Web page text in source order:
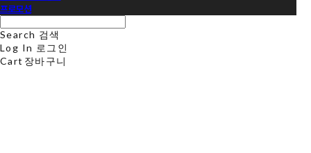
프로모션
Search 검색
Log In 로그인
Cart 장바구니